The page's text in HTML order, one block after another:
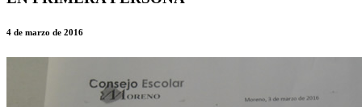
4 de marzo de 2016